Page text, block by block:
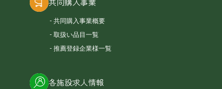
共同購入事業概要
取扱い品目一覧
推薦登録企業様一覧
各施設求人情報